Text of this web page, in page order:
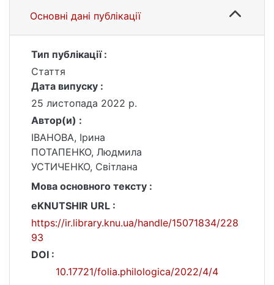
Основні дані публікації
Тип публікації :
Стаття
Дата випуску :
25 листопада 2022 р.
Автор(и) :
ІВАНОВА, Ірина
ПОТАПЕНКО, Людмила
УСТИЧЕНКО, Світлана
Мова основного тексту :
eKNUTSHIR URL :
https://ir.library.knu.ua/handle/15071834/228
93
DOI :
10.17721/folia.philologica/2022/4/4